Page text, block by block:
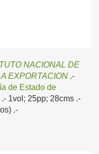
NACIONAL DE
EXPORTACION .-
de Estado de
.- 1vol; 25pp; 28cms .-
.-